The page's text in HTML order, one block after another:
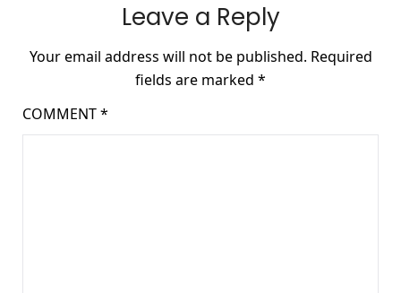
Leave a Reply
Your email address will not be published. Required
fields are marked *
COMMENT*